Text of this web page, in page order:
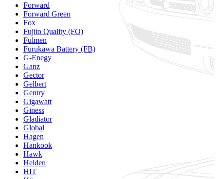
Forward
Forward Green
Fox
Fujito Quality (FQ)
Fulmen
Furukawa Battery (FB)
G-Enegy
Ganz
Gector
Gelbert
Gentry
Gigawatt
Giness
Gladiator
Global
Hagen
Hankook
Hawk
Helden
HIT